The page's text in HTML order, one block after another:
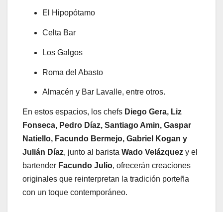
El Hipopótamo
Celta Bar
Los Galgos
Roma del Abasto
Almacén y Bar Lavalle, entre otros.
En estos espacios, los chefs Diego Gera, Liz
Fonseca, Pedro Díaz, Santiago Amin, Gaspar
Natiello, Facundo Bermejo, Gabriel Kogan y
Julián Díaz, junto al barista Wado Velázquez y el
bartender Facundo Julio, ofrecerán creaciones
originales que reinterpretan la tradición porteña
con un toque contemporáneo.